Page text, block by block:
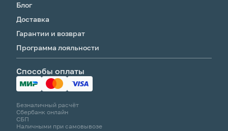
Блог
Доставка
Гарантии и возврат
Программа лояльности
Способы оплаты
Безналичный расчёт
Сбербанк онлайн
СБП
Наличными при самовывозе